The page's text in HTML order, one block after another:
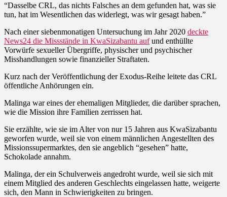
“Dasselbe CRL, das nichts Falsches an dem gefunden hat, was sie
tun, hat im Wesentlichen das widerlegt, was wir gesagt haben.”
Nach einer siebenmonatigen Untersuchung im Jahr 2020 deckte
News24 die Missstände in KwaSizabantu aufund enthüllte
Vorwürfe sexueller Übergriffe, physischer und psychischer
Misshandlungen sowie finanzieller Straftaten.
Kurz nach der Veröffentlichung der Exodus-Reihe leitete das CRL
öffentliche Anhörungen ein.
Malinga war eines der ehemaligen Mitglieder, die darüber sprachen,
wie die Mission ihre Familien zerrissen hat.
Sie erzählte, wie sie im Alter von nur 15 Jahren aus KwaSizabantu
geworfen wurde, weil sie von einem männlichen Angestellten des
Missionssupermarktes, den sie angeblich “gesehen” hatte,
Schokolade annahm.
Malinga, der ein Schulverweis angedroht wurde, weil sie sich mit
einem Mitglied des anderen Geschlechts eingelassen hatte, weigerte
sich, den Mann in Schwierigkeiten zu bringen.